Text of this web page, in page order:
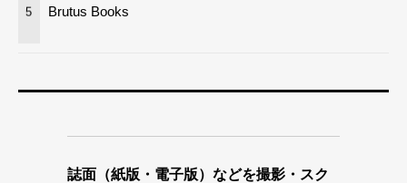
5 Brutus Books
誌面（紙版・電子版）などを撮影・スク